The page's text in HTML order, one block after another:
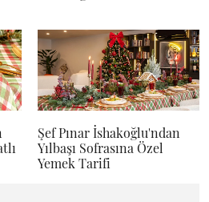
Şef Pınar İshakoğlu'ndan
Yılbaşı Sofrasına Özel
Yemek Tarifi